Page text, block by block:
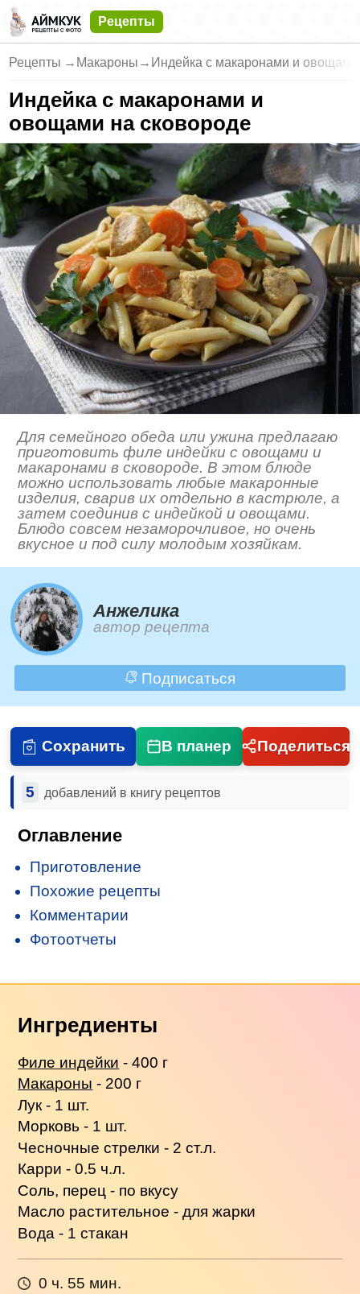
Рецепты
Рецепты → Макароны → Индейка с макаронами и овощами
Индейка с макаронами и
овощами на сковороде
Для семейного обеда или ужина предлагаю
приготовить филе индейки с овощами и
макаронами в сковороде. В этом блюде
можно использовать любые макаронные
изделия, сварив их отдельно в кастрюле, а
затем соединив с индейкой и овощами.
Блюдо совсем незаморочливое, но очень
вкусное и под силу молодым хозяйкам.
Анжелика
автор рецепта
Подписаться
Сохранить В планер Поделиться
5 добавлений в книгу рецептов
Оглавление
Приготовление
Похожие рецепты
Комментарии
Фотоотчеты
Ингредиенты
Филе индейки - 400 г
Макароны - 200 г
Лук - 1 шт.
Морковь - 1 шт.
Чесночные стрелки - 2 ст.л.
Карри - 0.5 ч.л.
Соль, перец - по вкусу
Масло растительное - для жарки
Вода - 1 стакан
0 ч. 55 мин.